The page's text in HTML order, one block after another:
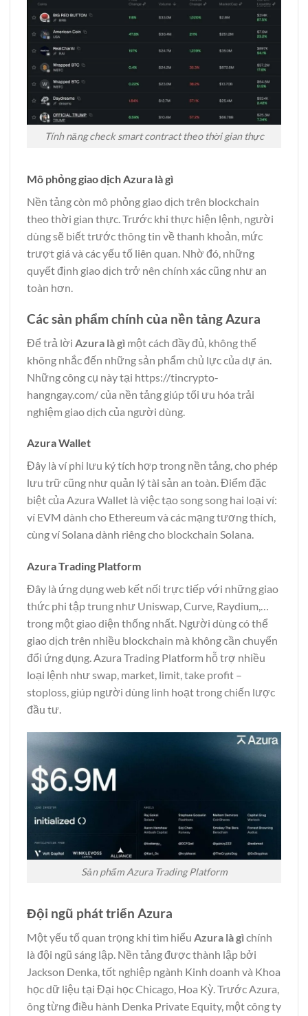
Tính năng check smart contract theo thời gian thực
Mô phỏng giao dịch Azura là gì
Nền tảng còn mô phỏng giao dịch trên blockchain
theo thời gian thực. Trước khi thực hiện lệnh, người
dùng sẽ biết trước thông tin về thanh khoản, mức
trượt giá và các yếu tố liên quan. Nhờ đó, những
quyết định giao dịch trở nên chính xác cũng như an
toàn hơn.
Các sản phẩm chính của nền tảng Azura
Để trả lời Azura là gì một cách đầy đủ, không thể
không nhắc đến những sản phẩm chủ lực của dự án.
Những công cụ này tại https://tincrypto-
hangngay.com/của nền tảng giúp tối ưu hóa trải
nghiệm giao dịch của người dùng.
Azura Wallet
Đây là ví phi lưu ký tích hợp trong nền tảng, cho phép
lưu trữ cũng như quản lý tài sản an toàn. Điểm đặc
biệt của Azura Wallet là việc tạo song song hai loại ví:
ví EVM dành cho Ethereum và các mạng tương thích,
cùng ví Solana dành riêng cho blockchain Solana.
Azura Trading Platform
Đây là ứng dụng web kết nối trực tiếp với những giao
thức phi tập trung như Uniswap, Curve, Raydium,…
trong một giao diện thống nhất. Người dùng có thể
giao dịch trên nhiều blockchain mà không cần chuyển
đổi ứng dụng. Azura Trading Platform hỗ trợ nhiều
loại lệnh như swap, market, limit, take profit –
stoploss, giúp người dùng linh hoạt trong chiến lược
đầu tư.
Sản phẩm Azura Trading Platform
Đội ngũ phát triển Azura
Một yếu tố quan trọng khi tìm hiểu Azura là gì chính
là đội ngũ sáng lập. Nền tảng được thành lập bởi
Jackson Denka, tốt nghiệp ngành Kinh doanh và Khoa
học dữ liệu tại Đại học Chicago, Hoa Kỳ. Trước Azura,
ông từng điều hành Denka Private Equity, một công ty